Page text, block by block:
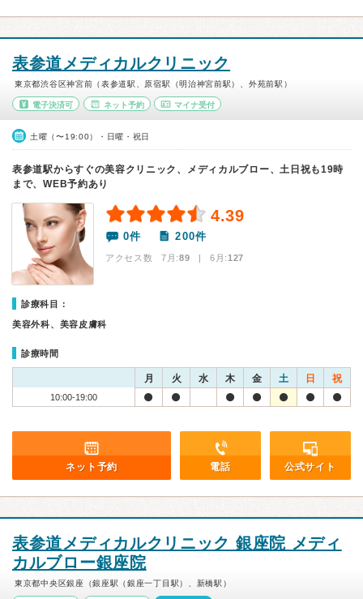
表参道メディカルクリニック
東京都渋谷区神宮前（表参道駅、原宿駅（明治神宮前駅）、外苑前駅）
電子決済可 ネット予約 マイナ受付
土曜（〜19:00）・日曜・祝日
表参道駅からすぐの美容クリニック、メディカルブロー、土日祝も19時
まで、WEB予約あり
4.39
0件 200件
アクセス数 7月:89 | 6月:127
診療科目：
美容外科、美容皮膚科
診療時間
月 火 水 木 金 土 日 祝
10:00-19:00
ネット予約 電話 公式サイト
表参道メディカルクリニック 銀座院 メディ
カルブロー銀座院
東京都中央区銀座（銀座駅（銀座一丁目駅）、新橋駅）